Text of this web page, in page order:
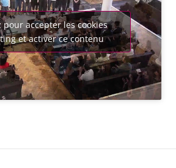
pour accepter les cookies
et activer ce contenu